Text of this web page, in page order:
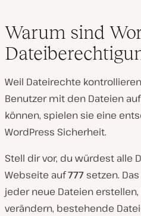
Warum sind
Weil Dateirechte
Benutzer mit den Dateien
können, spielen sie eine
WordPress Sicherheit.
Stell dir vor, du würdest alle
Webseite auf777 setzen.
jeder neue Dateien
verändern, bestehende